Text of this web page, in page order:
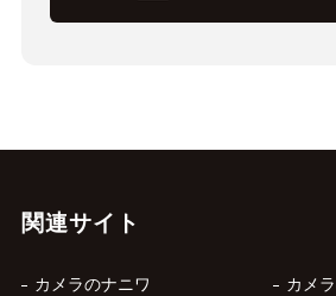
関連サイト
カメラのナニワ カメ